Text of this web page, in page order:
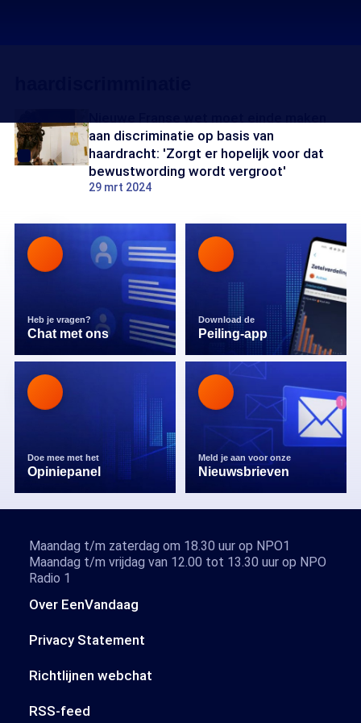
aan discriminatie op basis van
haardracht: 'Zorgt er hopelijk voor dat
bewustwording wordt vergroot'
29 mrt 2024
Heb je vragen?
Chat met ons
Download de
Peiling-app
Doe mee met het
Opiniepanel
Meld je aan voor onze
Nieuwsbrieven
Over EenVandaag
Privacy Statement
Richtlijnen webchat
RSS-feed
Maandag t/m zaterdag om 18.30 uur op NPO1
Maandag t/m vrijdag van 12.00 tot 13.30 uur op NPO
Radio 1